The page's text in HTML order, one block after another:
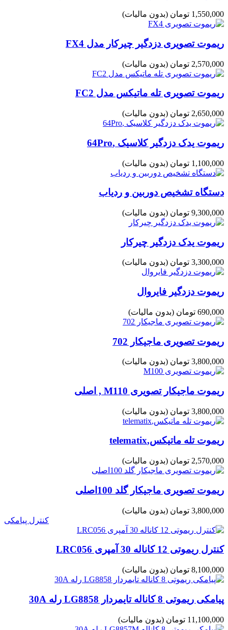
1,550,000 تومان (بدون مالیات)
ریموت تصویری دزدگیر چیرکار مدل FX4
2,570,000 تومان (بدون مالیات)
ریموت تصویری تله ماتیکس مدل FC2
2,650,000 تومان (بدون مالیات)
ریموت یدک دزدگیر کلاسیک ,64Pro
1,100,000 تومان (بدون مالیات)
دستگاه تشخیص دوربین و ردیاب
9,300,000 تومان (بدون مالیات)
ریموت یدک دزدگیر چیرکار
3,300,000 تومان (بدون مالیات)
ریموت دزدگیر فایروال
690,000 تومان (بدون مالیات)
ریموت تصویری ماجیکار 702
3,800,000 تومان (بدون مالیات)
ریموت ماجیکار تصویری M110 , اصلی
3,800,000 تومان (بدون مالیات)
ریموت تله ماتیکس,telematix
2,570,000 تومان (بدون مالیات)
ریموت تصویری ماجیکار گلد 100اصلی
3,800,000 تومان
(بدون مالیات)
کنترل پیامکی
کنترل ریموتی 12 کاناله 30 آمپری LRC056
8,100,000 تومان (بدون مالیات)
پیامکی ریموتی 8 کاناله تایمردار LG8858 رله 30A
11,100,000 تومان (بدون مالیات)